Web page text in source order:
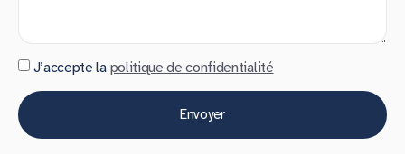
J’accepte la politique de confidentialité
Envoyer